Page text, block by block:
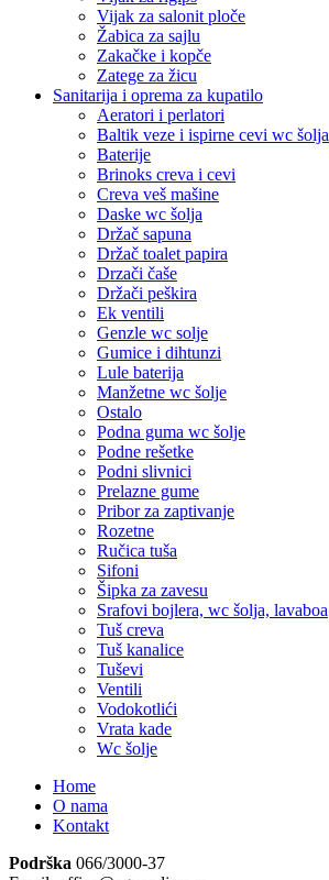
Vijak za salonit ploče
Žabica za sajlu
Zakačke i kopče
Zatege za žicu
Sanitarija i oprema za kupatilo
Aeratori i perlatori
Baltik veze i ispirne cevi wc šolja
Baterije
Brinoks creva i cevi
Creva veš mašine
Daske wc šolja
Držač sapuna
Držač toalet papira
Drzači čaše
Držači peškira
Ek ventili
Genzle wc solje
Gumice i dihtunzi
Lule baterija
Manžetne wc šolje
Ostalo
Podna guma wc šolje
Podne rešetke
Podni slivnici
Prelazne gume
Pribor za zaptivanje
Rozetne
Ručica tuša
Sifoni
Šipka za zavesu
Srafovi bojlera, wc šolja, lavaboa
Tuš creva
Tuš kanalice
Tuševi
Ventili
Vodokotlići
Vrata kade
Wc šolje
Home
O nama
Kontakt
Podrška 066/3000-37